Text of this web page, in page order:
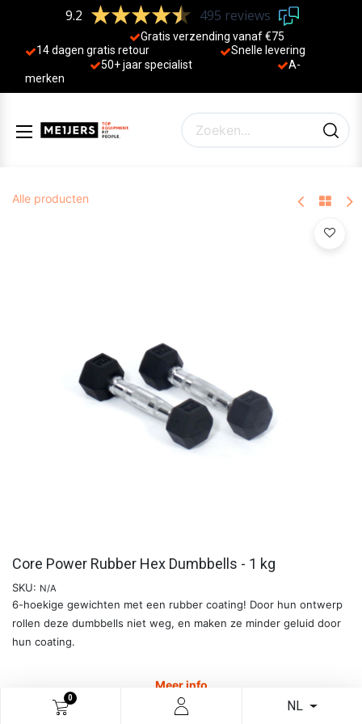
0
NL
9.2 495 reviews
Gratis verzending vanaf €75
14 dagen gratis retour
Sne lle levering
50+ jaar specialist
A-
merken
Alle producten
Core Power Rubber Hex Dumbbells - 1 kg
SKU: N/A
6-hoekige gewichten met een rubber coating! Door hun ontwerp
rollen deze dumbbells niet weg, en maken ze minder geluid door
hun coating.
Meer info